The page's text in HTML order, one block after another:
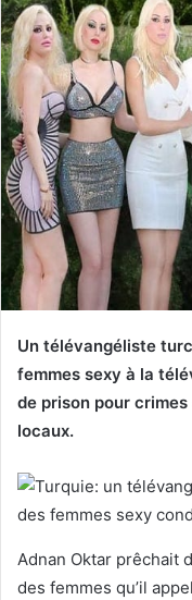
Un télévangéliste
femmes sexy à la
de prison pour
locaux.
Adnan Oktar prêchait
des femmes qu’il